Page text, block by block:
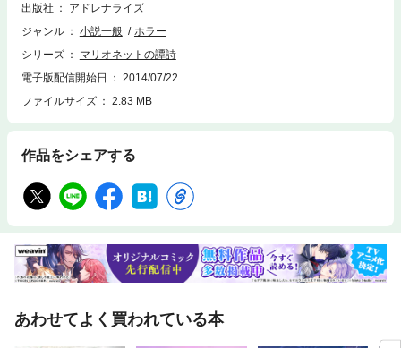
ションの傑作。●菊地秀行（きくち・ひでゆき）1949年、千葉県生まれ。
青山学院大学卒業後、雑誌記者の傍ら同人誌に作品を発表し、1982年『魔
作家の座を不動のものとした。伝奇・幻想・バイオレンス小説の第一人
者。著作は300冊を超える。
出版社
アドレナライズ
ジャンル
小説一般
ホラー
シリーズ
マリオネットの譚詩
電子版配信開始日
2014/07/22
ファイルサイズ
2.83 MB
作品をシェアする
あわせてよく買われている本